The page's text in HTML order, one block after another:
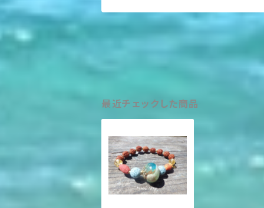
最近チェックした商品